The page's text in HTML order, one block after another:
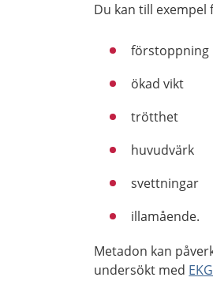
Du kan till exempel
förstoppning
ökad vikt
trötthet
huvudvärk
svettningar
illamående.
Metadon kan
undersökt med EKG